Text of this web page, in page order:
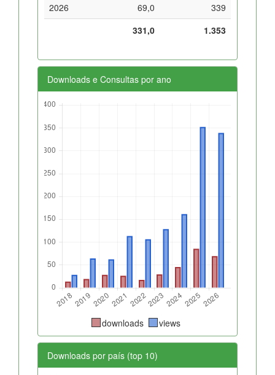
2026
69,0
339
331,0
1.353
Downloads e Consultas por ano
downloads views
Downloads por país (top 10)